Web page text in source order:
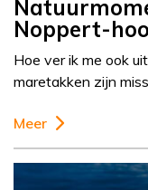
Noppert-
Hoe ver ik me ook
maretakken zijn
Meer